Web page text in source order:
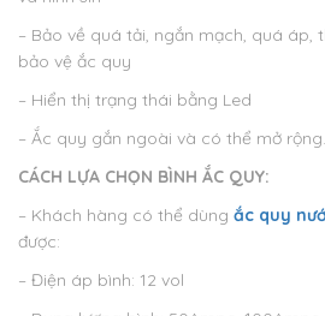
– Bảo về quá tải, ngắn mạch, quá áp,
bảo vệ ắc quy
– Hiển thị trạng thái bằng Led
– Ắc quy gắn ngoài và có thể mở rộng.
CÁCH LỰA CHỌN BÌNH ẮC QUY:
– Khách hàng có thể dùng ắc quy
được:
– Điện áp bình: 12 vol